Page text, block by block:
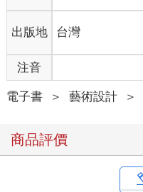
出版地 台灣
注音
電子書 ＞ 藝術設計 ＞
商品評價